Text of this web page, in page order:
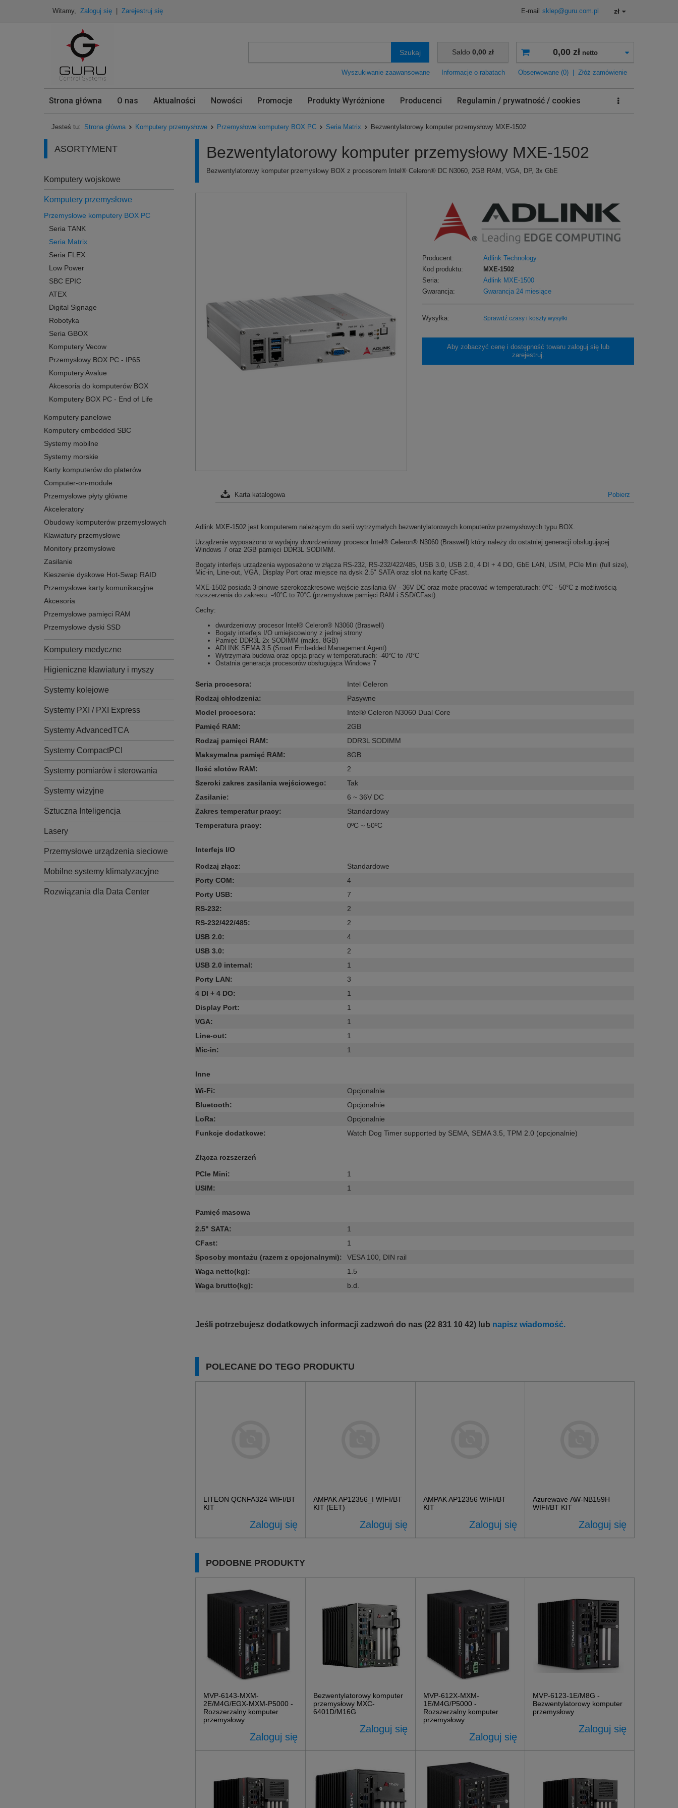
Witamy, Zaloguj się Zarejestruj się E-mail sklep@guru.com.pl zł
Szukaj
Wyszukiwanie zaawansowane
Saldo 0,00 zł
Informacje o rabatach
0,00 złnetto
Obserwowane (0) Złóż zamówienie
Strona główna O nas Aktualności Nowości Promocje Produkty Wyróżnione Producenci Regulamin / prywatność / cookies
Jesteś tu: Strona główna Komputery przemysłowe Przemysłowe komputery BOX PC Seria Matrix Bezwentylatorowy komputer przemysłowy MXE-1502
ASORTYMENT
Komputery wojskowe
Komputery przemysłowe
Przemysłowe komputery BOX PC
Seria TANK
Seria Matrix
Seria FLEX
Low Power
SBC EPIC
ATEX
Digital Signage
Robotyka
Seria GBOX
Komputery Vecow
Przemysłowy BOX PC - IP65
Komputery Avalue
Akcesoria do komputerów BOX
Komputery BOX PC - End of Life
Komputery panelowe
Komputery embedded SBC
Systemy mobilne
Systemy morskie
Karty komputerów do platerów
Computer-on-module
Przemysłowe płyty główne
Akceleratory
Obudowy komputerów przemysłowych
Klawiatury przemysłowe
Monitory przemysłowe
Zasilanie
Kieszenie dyskowe Hot-Swap RAID
Przemysłowe karty komunikacyjne
Akcesoria
Przemysłowe pamięci RAM
Przemysłowe dyski SSD
Komputery medyczne
Higieniczne klawiatury i myszy
Systemy kolejowe
Systemy PXI / PXI Express
Systemy AdvancedTCA
Systemy CompactPCI
Systemy pomiarów i sterowania
Systemy wizyjne
Sztuczna Inteligencja
Lasery
Przemysłowe urządzenia sieciowe
Mobilne systemy klimatyzacyjne
Rozwiązania dla Data Center
Bezwentylatorowy komputer przemysłowy MXE-1502
Bezwentylatorowy komputer przemysłowy BOX z procesorem Intel® Celeron® DC N3060, 2GB RAM, VGA, DP, 3x GbE
Producent:
Adlink Technology
Kod produktu:
MXE-1502
Seria:
Adlink MXE-1500
Gwarancja:
Gwarancja 24 miesiące
Wysyłka: Sprawdź czasy i koszty wysyłki
Aby zobaczyć cenę i dostępność towaru zaloguj się lub
zarejestruj.
Karta katalogowa Pobierz
Adlink MXE-1502 jest komputerem należącym do serii wytrzymałych bezwentylatorowych komputerów przemysłowych typu BOX.
Urządzenie wyposażono w wydajny dwurdzeniowy procesor Intel® Celeron® N3060 (Braswell) który należy do ostatniej generacji obsługującej
Windows 7 oraz 2GB pamięci DDR3L SODIMM.
Bogaty interfejs urządzenia wyposażono w złącza RS-232, RS-232/422/485, USB 3.0, USB 2.0, 4 DI + 4 DO, GbE LAN, USIM, PCIe Mini (full size),
Mic-in, Line-out, VGA, Display Port oraz miejsce na dysk 2.5" SATA oraz slot na kartę CFast.
MXE-1502 posiada 3-pinowe szerokozakresowe wejście zasilania 6V - 36V DC oraz może pracować w temperaturach: 0°C - 50°C z możliwością
rozszerzenia do zakresu: -40°C to 70°C (przemysłowe pamięci RAM i SSD/CFast).
Cechy:
dwurdzeniowy procesor Intel® Celeron® N3060 (Braswell)
Bogaty interfejs I/O umiejscowiony z jednej strony
Pamięć DDR3L 2x SODIMM (maks. 8GB)
ADLINK SEMA 3.5 (Smart Embedded Management Agent)
Wytrzymała budowa oraz opcja pracy w temperaturach: -40°C to 70°C
Ostatnia generacja procesorów obsługująca Windows 7
Seria procesora:
Intel Celeron
Rodzaj chłodzenia:
Pasywne
Model procesora:
Intel® Celeron N3060 Dual Core
Pamięć RAM:
2GB
Rodzaj pamięci RAM:
DDR3L SODIMM
Maksymalna pamięć RAM:
8GB
Ilość slotów RAM:
2
Szeroki zakres zasilania wejściowego:
Tak
Zasilanie:
6 ~ 36V DC
Zakres temperatur pracy:
Standardowy
Temperatura pracy: 0ºC ~ 50ºC
Interfejs I/O
Rodzaj złącz:
Standardowe
Porty COM:
4
Porty USB:
7
RS-232:
2
RS-232/422/485:
2
USB 2.0:
4
USB 3.0:
2
USB 2.0 internal:
1
Porty LAN:
3
4 DI + 4 DO:
1
Display Port:
1
VGA:
1
Line-out:
1
Mic-in: 1
Inne
Wi-Fi:
Opcjonalnie
Bluetooth:
Opcjonalnie
LoRa:
Opcjonalnie
Funkcje dodatkowe: Watch Dog Timer supported by SEMA SEMA 3.5 TPM 2.0 (opcjonalnie)
Złącza rozszerzeń
PCIe Mini:
1
USIM: 1
Pamięć masowa
2.5" SATA:
1
CFast:
1
Sposoby montażu (razem z opcjonalnymi): VESA 100
DIN rail
Waga netto(kg):
1.5
Waga brutto(kg): b.d.
Jeśli potrzebujesz dodatkowych informacji zadzwoń do nas (22 831 10 42) lub napisz wiadomość.
POLECANE DO TEGO PRODUKTU
LITEON QCNFA324 WIFI/BT
KIT
Zaloguj się
AMPAK AP12356_I WIFI/BT
KIT (EET)
Zaloguj się
AMPAK AP12356 WIFI/BT
KIT
Zaloguj się
Azurewave AW-NB159H
WIFI/BT KIT
Zaloguj się
PODOBNE PRODUKTY
MVP-6143-MXM-
2E/M4G/EGX-MXM-P5000 -
Rozszerzalny komputer
przemysłowy
Zaloguj się
Bezwentylatorowy komputer
przemysłowy MXC-
6401D/M16G
Zaloguj się
MVP-612X-MXM-
1E/M4G/P5000 -
Rozszerzalny komputer
przemysłowy
Zaloguj się
MVP-6123-1E/M8G -
Bezwentylatorowy komputer
przemysłowy
Zaloguj się